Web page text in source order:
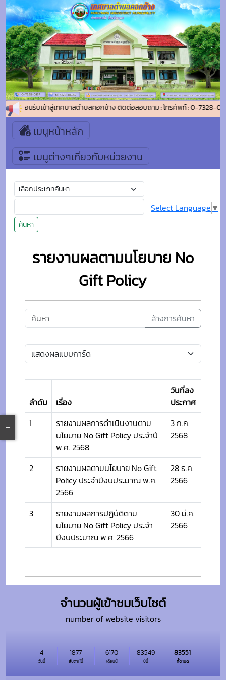
ยินดีต้อนรับเข้าสู่เทศบาลตำบลคอกช้าง ติดต่อสอบถาม : โทรศัพท์ : 0-7328-
เมนูหน้าหลัก
เมนูต่างๆเกี่ยวกับหน่วยงาน
ค้นหา
Select Language ▼
รายงานผลตามนโยบาย No
Gift Policy
ล้างการค้นหา
ลำดับ เรื่อง
วันที่ลง
ประกาศ
1
รายงานผลการดำเนินงานตาม
นโยบาย No Gift Policy ประจำปี
พ.ศ. 2568
3 ก.ค.
2568
2
รายงานผลตามนโยบาย No Gift
Policy ประจำปีงบประมาณ พ.ศ.
2566
28 ธ.ค.
2566
3
รายงานผลการปฏิบัติตาม
นโยบาย No Gift Policy ประจำ
ปีงบประมาณ พ.ศ. 2566
30 มี.ค.
2566
จำนวนผู้เข้าชมเว็บไซต์
number of website visitors
วันนี้
4
สัปดาห์นี้
1877
เดือนนี้
6170
ปีนี้
83549
ทั้งหมด
83551